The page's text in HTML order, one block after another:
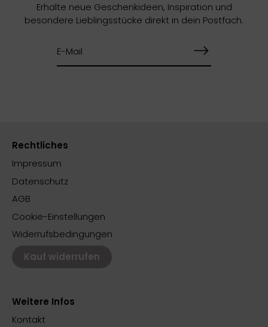
Erhalte neue Geschenkideen, Inspiration und
besondere Lieblingsstücke direkt in dein Postfach.
Rechtliches
Impressum
Datenschutz
AGB
Cookie-Einstellungen
Widerrufsbedingungen
Kauf widerrufen
Weitere Infos
Kontakt